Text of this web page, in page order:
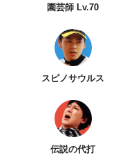
園芸師 Lv.70
スピノサウルス
伝説の代打